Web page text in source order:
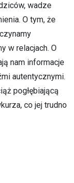
wadze
O tym, że
w relacjach. O
nam informacje
autentycznymi.
pogłębiającą
co jej trudno